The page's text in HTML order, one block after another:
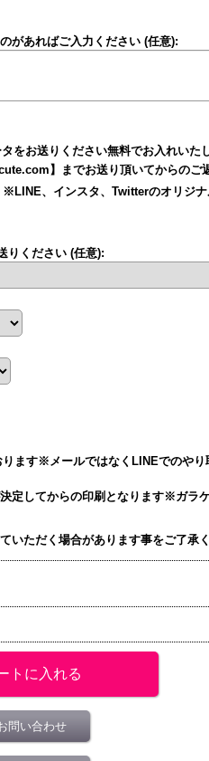
があればご入力ください (任意):
をお送りください無料でお入れいた
】までお送り頂いてからのご
、インスタ、Twitterのオリジ
りください (任意):
ます※メールではなくLINEでのや
定してからの印刷となります※ガ
ただく場合があります事をご了承く
問い合わせ